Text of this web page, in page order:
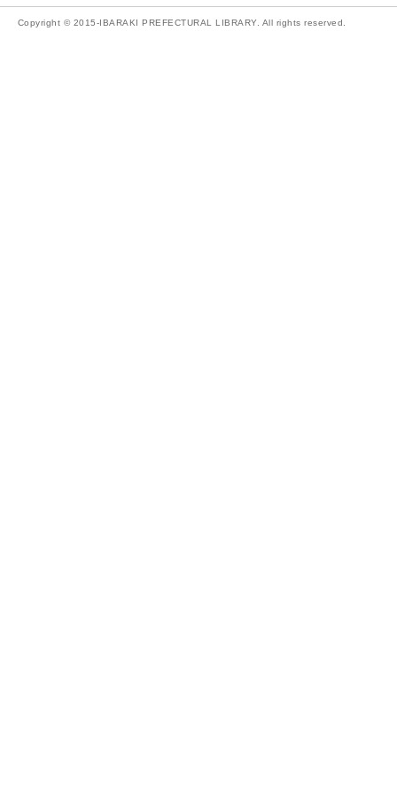
Copyright © 2015-IBARAKI PREFECTURAL LIBRARY. All rights reserved.